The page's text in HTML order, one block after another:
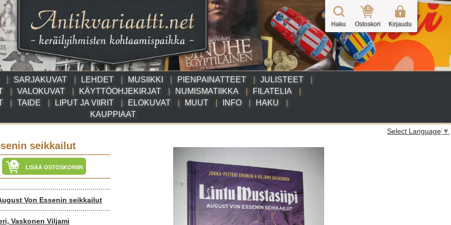
SARJAKUVAT LEHDET MUSIIKKI PIENPAINATTEET
JULISTEET
VALOKUVAT KÄYTTÖOHJEKIRJAT NUMISMATIIKKA
FILATELIA
TAIDE LIPUT JA VIIRIT ELOKUVAT MUUT INFO
HAKU
KAUPPIAAT
Haku
0
Ostoskori Kirjaudu
Select Language ▼
seikkailut
LISÄÄ OSTOSKORIIN
Von Essenin seikkailut
Vaskonen Viljami